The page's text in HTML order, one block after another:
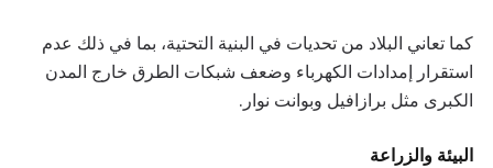
كما تعاني البلاد من تحديات في البنية التحتية، بما في ذلك عدم
استقرار إمدادات الكهرباء وضعف شبكات الطرق خارج المدن
الكبرى مثل برازافيل وبوانت نوار.
البيئة والزراعة